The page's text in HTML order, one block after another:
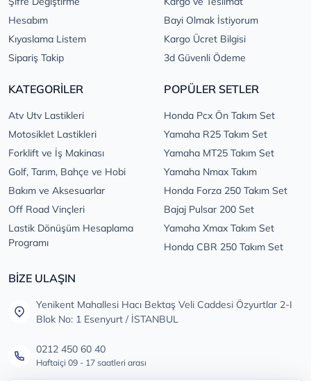
Hesabım
Kıyaslama Listem
Sipariş Takip
Bayi Olmak İstiyorum
Kargo Ücret Bilgisi
3d Güvenli Ödeme
KATEGORİLER
Atv Utv Lastikleri
Motosiklet Lastikleri
Forklift ve İş Makinası
Golf, Tarım, Bahçe ve Hobi
Bakım ve Aksesuarlar
Off Road Vinçleri
Lastik Dönüşüm Hesaplama
Programı
POPÜLER SETLER
Honda Pcx Ön Takım Set
Yamaha R25 Takım Set
Yamaha MT25 Takım Set
Yamaha Nmax Takım
Honda Forza 250 Takım Set
Bajaj Pulsar 200 Set
Yamaha Xmax Takım Set
Honda CBR 250 Takım Set
BİZE ULAŞIN
Yenikent Mahallesi Hacı Bektaş Veli Caddesi Özyurtlar 2-I
Blok No: 1 Esenyurt / İSTANBUL
0212 450 60 40
Haftaiçi 09 - 17 saatleri arası